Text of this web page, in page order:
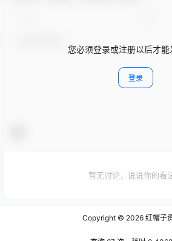
您必须登录或注册以后才能
登录
暂无讨论，说说你的看
Copyright © 2026 红帽子